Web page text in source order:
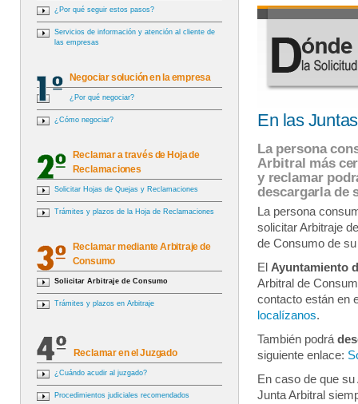
¿Por qué seguir estos pasos?
Servicios de información y atención al cliente de
las empresas
Negociar solución en la empresa
¿Por qué negociar?
¿Cómo negociar?
Reclamar a través de Hoja de
Reclamaciones
Solicitar Hojas de Quejas y Reclamaciones
Trámites y plazos de la Hoja de Reclamaciones
Reclamar mediante Arbitraje de
Consumo
Solicitar Arbitraje de Consumo
Trámites y plazos en Arbitraje
Reclamar en el Juzgado
¿Cuándo acudir al juzgado?
Procedimientos judiciales recomendados
En las
La persona
Arbitral más
y reclamar
descargarla de
La persona
solicitar Arbitraje
de Consumo de
El Ayuntamiento
Arbitral de
contacto están en
localízanos.
También podrá
siguiente enlace:
En caso de que
Junta Arbitral